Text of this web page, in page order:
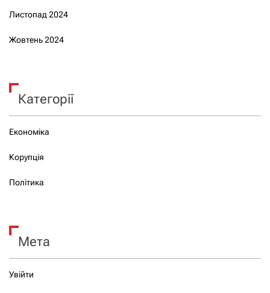
Листопад 2024
Жовтень 2024
Категорії
Економіка
Корупція
Політика
Мета
Увійти